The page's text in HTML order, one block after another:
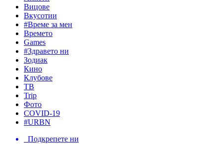
Вицове
Вкусотии
#Време за мен
Времето
Games
#Здравето ни
Зодиак
Кино
Клубове
ТВ
Trip
Фото
COVID-19
#URBN
Подкрепете ни